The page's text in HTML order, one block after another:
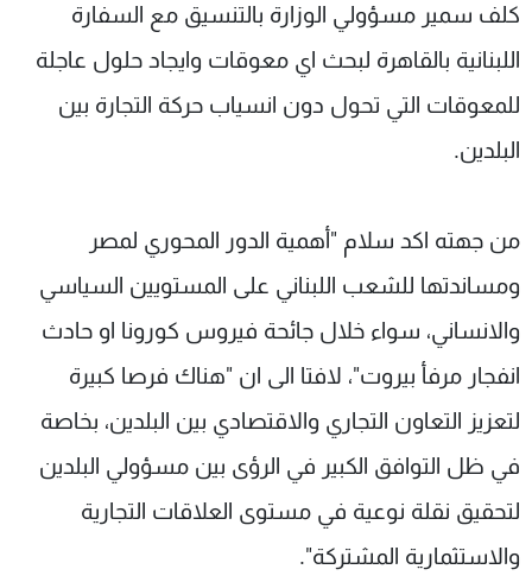
كلف سمير مسؤولي الوزارة بالتنسيق مع السفارة
اللبنانية بالقاهرة لبحث اي معوقات وايجاد حلول عاجلة
للمعوقات التي تحول دون انسياب حركة التجارة بين
البلدين.
من جهته اكد سلام "أهمية الدور المحوري لمصر
ومساندتها للشعب اللبناني على المستويين السياسي
والانساني، سواء خلال جائحة فيروس كورونا او حادث
انفجار مرفأ بيروت"، لافتا الى ان "هناك فرصا كبيرة
لتعزيز التعاون التجاري والاقتصادي بين البلدين، بخاصة
في ظل التوافق الكبير في الرؤى بين مسؤولي البلدين
لتحقيق نقلة نوعية في مستوى العلاقات التجارية
والاستثمارية المشتركة".